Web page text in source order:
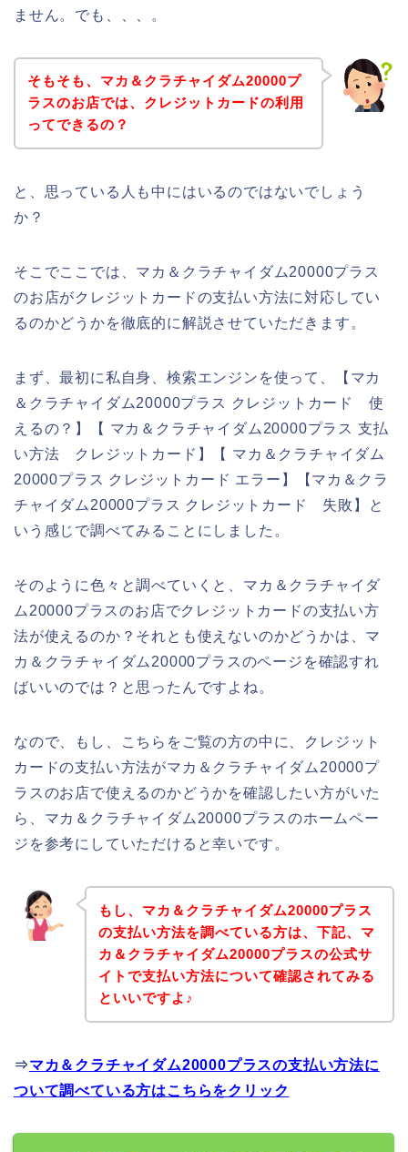
ません。でも、、、。
そもそも、マカ＆クラチャイダム20000プ
ラスのお店では、クレジットカードの利用
ってできるの？
と、思っている人も中にはいるのではないでしょう
か？
そこでここでは、マカ＆クラチャイダム20000プラス
のお店がクレジットカードの支払い方法に対応してい
るのかどうかを徹底的に解説させていただきます。
まず、最初に私自身、検索エンジンを使って、【マカ
＆クラチャイダム20000プラス クレジットカード 使
えるの？】【 マカ＆クラチャイダム20000プラス 支払
い方法 クレジットカード】【 マカ＆クラチャイダム
20000プラス クレジットカード エラー】【マカ＆クラ
チャイダム20000プラス クレジットカード 失敗】と
いう感じで調べてみることにしました。
そのように色々と調べていくと、マカ＆クラチャイダ
ム20000プラスのお店でクレジットカードの支払い方
法が使えるのか？それとも使えないのかどうかは、マ
カ＆クラチャイダム20000プラスのページを確認すれ
ばいいのでは？と思ったんですよね。
なので、もし、こちらをご覧の方の中に、クレジット
カードの支払い方法がマカ＆クラチャイダム20000プ
ラスのお店で使えるのかどうかを確認したい方がいた
ら、マカ＆クラチャイダム20000プラスのホームペー
ジを参考にしていただけると幸いです。
もし、マカ＆クラチャイダム20000プラス
の支払い方法を調べている方は、下記、マ
カ＆クラチャイダム20000プラスの公式サ
イトで支払い方法について確認されてみる
といいですよ♪
⇒マカ＆クラチャイダム20000プラスの支払い方法に
ついて調べている方はこちらをクリック